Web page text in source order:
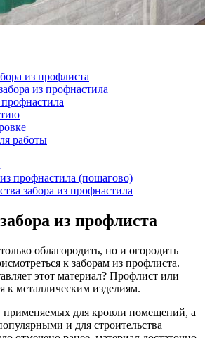
из профлиста
из профнастила
работы
профнастила (пошагово)
забора из профнастила
из профлиста
облагородить, но и огородить
к заборам из профлиста.
этот материал? Профлист или
к металлическим изделиям.
применяемых для кровли помещений, а
и для строительства